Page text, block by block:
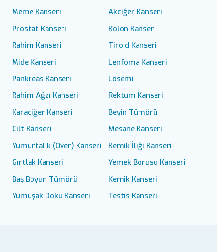
Meme Kanseri
Akciğer Kanseri
Prostat Kanseri
Kolon Kanseri
Rahim Kanseri
Tiroid Kanseri
Mide Kanseri
Lenfoma Kanseri
Pankreas Kanseri
Lösemi
Rahim Ağzı Kanseri
Rektum Kanseri
Karaciğer Kanseri
Beyin Tümörü
Cilt Kanseri
Mesane Kanseri
Yumurtalık (Over) Kanseri
Kemik İliği Kanseri
Gırtlak Kanseri
Yemek Borusu Kanseri
Baş Boyun Tümörü
Kemik Kanseri
Yumuşak Doku Kanseri
Testis Kanseri